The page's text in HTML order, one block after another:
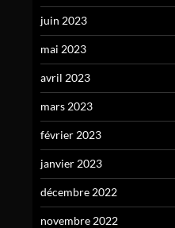
juin 2023
mai 2023
avril 2023
mars 2023
février 2023
janvier 2023
décembre 2022
novembre 2022